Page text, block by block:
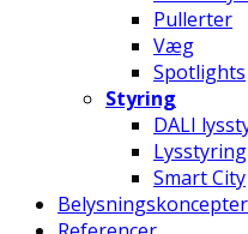
Pullerter
Væg
Spotlights
Styring
DALI
Lysstyring
Smart City
Belysningskoncepter